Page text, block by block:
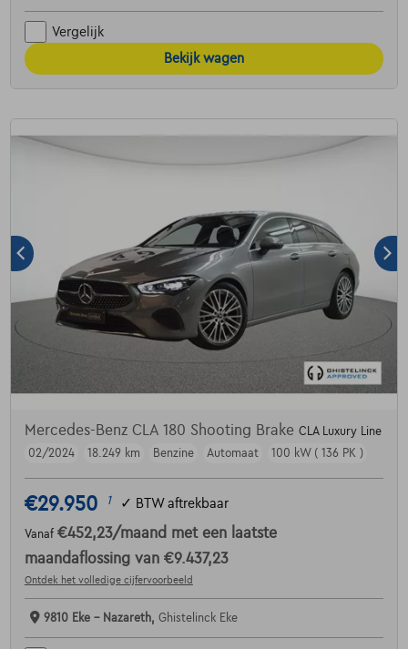
Vergelijk
Bekijk wagen
Mercedes-Benz CLA 180 Shooting Brake CLA Luxury Line
02/2024
18.249 km Benzine Automaat 100 kW ( 136 PK )
€29.950 1 ✓ BTW aftrekbaar
Vanaf €452,23/maand met een laatste
maandaflossing van €9.437,23
Ontdek het volledige cijfervoorbeeld
9810 Eke - Nazareth, Ghistelinck Eke